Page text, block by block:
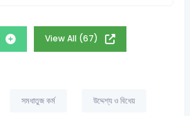
View All (67)
সমধাতুজ কর্ম উদ্দেশ্য ও বিধেয়